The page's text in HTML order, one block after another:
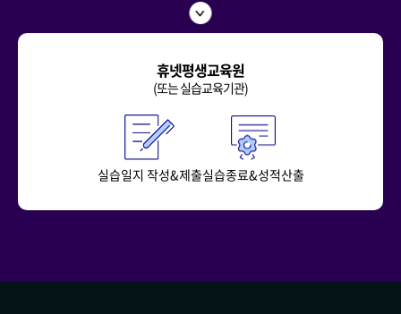
휴넷평생교육원
(또는 실습교육기관)
실습일지 작성&제출실습종료&성적산출